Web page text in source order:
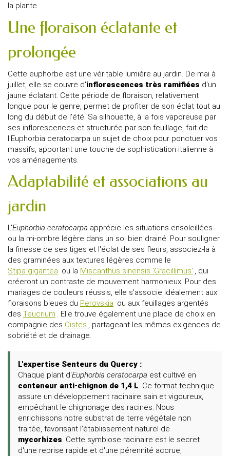
la plante.
Une floraison éclatante et
prolongée
Cette euphorbe est une véritable lumière au jardin. De mai à
juillet, elle se couvre d'inflorescences très ramifiées d'un
jaune éclatant. Cette période de floraison, relativement
longue pour le genre, permet de profiter de son éclat tout au
long du début de l'été. Sa silhouette, à la fois vaporeuse par
ses inflorescences et structurée par son feuillage, fait de
l'Euphorbia ceratocarpa un sujet de choix pour ponctuer vos
massifs, apportant une touche de sophistication italienne à
vos aménagements.
Adaptabilité et associations au
jardin
L'Euphorbia ceratocarpa apprécie les situations ensoleillées
ou la mi-ombre légère dans un sol bien drainé. Pour souligner
la finesse de ses tiges et l'éclat de ses fleurs, associez-la à
des graminées aux textures légères comme le
Stipa gigantea ou la Miscanthus sinensis 'Gracillimus' , qui
créeront un contraste de mouvement harmonieux. Pour des
mariages de couleurs réussis, elle s'associe idéalement aux
floraisons bleues du Perovskia ou aux feuillages argentés
des Teucrium . Elle trouve également une place de choix en
compagnie des Cistes , partageant les mêmes exigences de
sobriété et de drainage.
L'expertise Senteurs du Quercy :
Chaque plant d'Euphorbia ceratocarpa est cultivé en
conteneur anti-chignon de 1,4 L. Ce format technique
assure un développement racinaire sain et vigoureux,
empêchant le chignonage des racines. Nous
enrichissons notre substrat de terre végétale non
traitée, favorisant l'établissement naturel de
mycorhizes. Cette symbiose racinaire est le secret
d'une reprise rapide et d'une pérennité accrue,